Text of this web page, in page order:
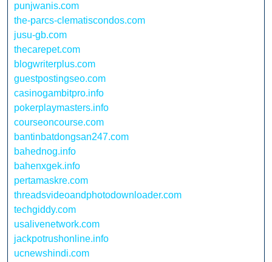
punjwanis.com
the-parcs-clematiscondos.com
jusu-gb.com
thecarepet.com
blogwriterplus.com
guestpostingseo.com
casinogambitpro.info
pokerplaymasters.info
courseoncourse.com
bantinbatdongsan247.com
bahednog.info
bahenxgek.info
pertamaskre.com
threadsvideoandphotodownloader.com
techgiddy.com
usalivenetwork.com
jackpotrushonline.info
ucnewshindi.com